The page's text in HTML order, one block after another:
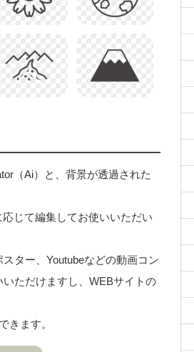
（Ai）と、背景が透過された
じて編集してお使いいただい
ター、Youtubeなどの動画コン
ただけますし、WEBサイトの
きます。